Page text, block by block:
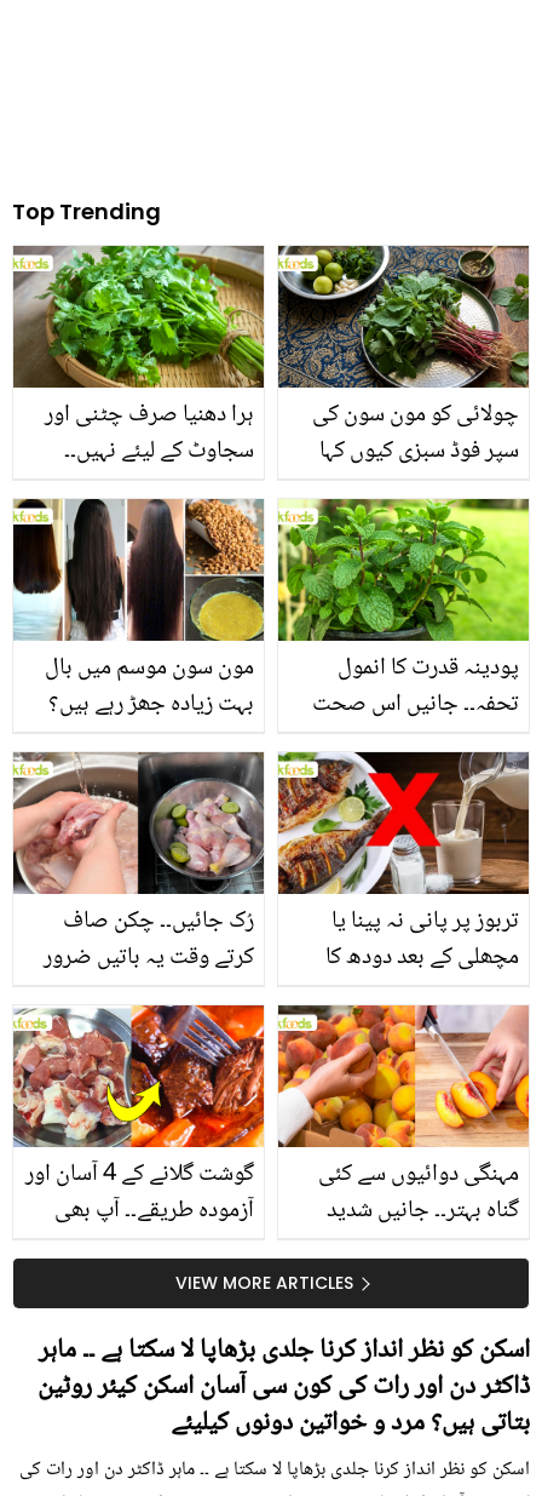
Top Trending
ہرا دھنیا صرف چٹنی اور
سجاوٹ کے لیئے نہیں۔۔
انگیز فوائد جو شاید ہی آپ
کو معلوم ہوں
چولائی کو مون سون کی
سپر فوڈ سبزی کیوں کہا
منرلز اور اینٹی آکسیڈنٹس
سے بھرپور اس سبزی کے
فائدے
مون سون موسم میں بال
بہت زیادہ جھڑ رہے ہیں؟
بنانے کے چند قدرتی طریقے
پودینہ قدرت کا انمول
تحفہ۔۔ جانیں اس صحت
انگیز طبی فوائد
رُک جائیں۔۔ چکن صاف
کرتے وقت یہ باتیں ضرور
تربوز پر پانی نہ پینا یا
مچھلی کے بعد دودھ کا
سے متعلق غلط فہمیوں کی
حقیقت کیا ہے اور افواہ
کیا؟
گوشت گلانے کے 4 آسان اور
آزمودہ طریقے۔۔ آپ بھی
بتائے راز
مہنگی دوائیوں سے کئی
گناہ بہتر۔۔ جانیں شدید
کیوں کھانا چاہیے؟ VIEW MORE ARTICLES
اسکن کو نظر انداز کرنا جلدی بڑھاپا لا سکتا ہے ۔۔ ماہر
ڈاکٹر دن اور رات کی کون سی آسان اسکن کیئر روٹین
بتاتی ہیں؟ مرد و خواتین دونوں کیلیئے
اسکن کو نظر انداز کرنا جلدی بڑھاپا لا سکتا ہے ۔۔ ماہر ڈاکٹر دن اور رات کی